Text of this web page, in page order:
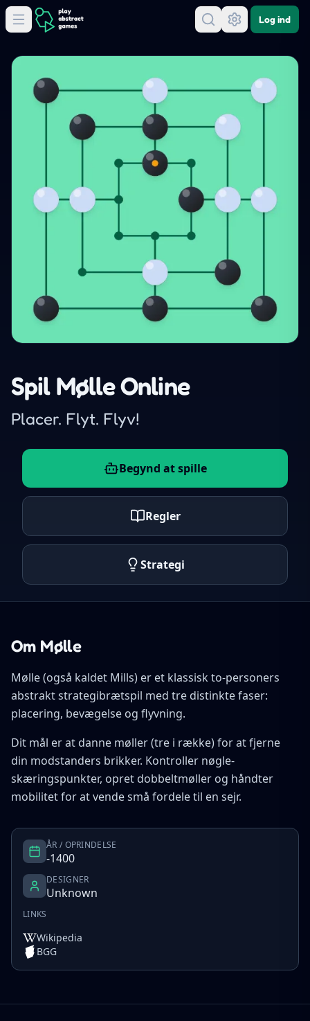
Log ind
Spil Mølle Online
Placer. Flyt. Flyv!
Begynd at spille
Regler
Strategi
Om Mølle
Mølle (også kaldet Mills) er et klassisk to-personers
abstrakt strategibrætspil med tre distinkte faser:
placering, bevægelse og flyvning.
Dit mål er at danne møller (tre i række) for at fjerne
din modstanders brikker. Kontroller nøgle-
skæringspunkter, opret dobbeltmøller og håndter
mobilitet for at vende små fordele til en sejr.
ÅR / OPRINDELSE
-1400
DESIGNER
Unknown
LINKS
Wikipedia
BGG